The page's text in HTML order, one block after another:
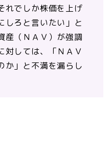
れでしか株価を上げ
しろと言いたい」と
産（ＮＡＶ）が強調
対しては、「ＮＡＶ
か」と不満を漏らし